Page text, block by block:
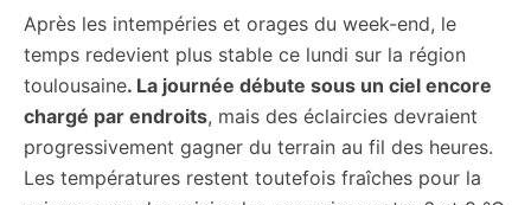
Après les intempéries et orages du week-end, le
temps redevient plus stable ce lundi sur la région
toulousaine. La journée débute sous un ciel encore
chargé par endroits, mais des éclaircies devraient
progressivement gagner du terrain au fil des heures.
Les températures restent toutefois fraîches pour la